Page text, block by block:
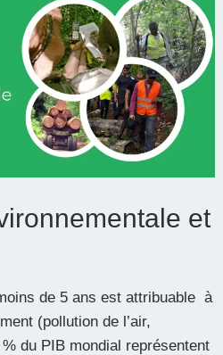
et
de 5 ans est attribuable à
(pollution de l’air,
du PIB mondial représentent